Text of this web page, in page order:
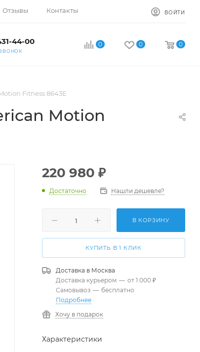
Отзывы Контакты ВОЙТИ
44-00 0 0 0
Fitness 8643E
Motion
220 980 ₽
Достаточно Нашли дешевле?
В КОРЗИНУ
КУПИТЬ В 1 КЛИК
Доставка в Москва
Доставка курьером — от 1 000 ₽
Самовывоз — бесплатно
Подробнее
Хочу в подарок
Характеристики